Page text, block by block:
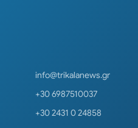
info@trikalanews.gr
+30 6987510037
+30 2431 0 24858